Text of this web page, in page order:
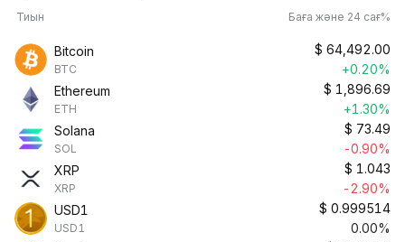
Тиын Баға және 24 сағ%
Bitcoin
BTC
$ 64,492.00
+0.20%
Ethereum
ETH
$ 1,896.69
+1.30%
Solana
SOL
$ 73.49
-0.90%
XRP
XRP
$ 1.043
-2.90%
USD1
USD1
$ 0.999514
0.00%